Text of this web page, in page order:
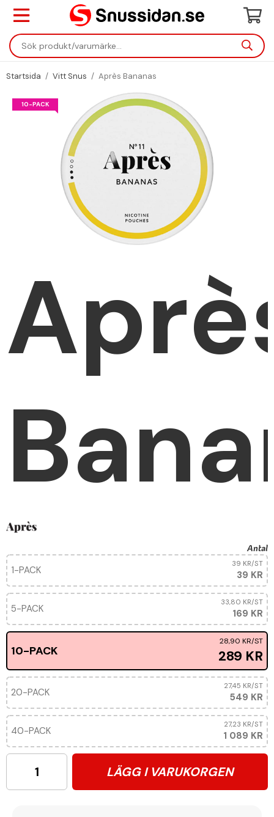
Startsida / Vitt Snus / Après Bananas
10-PACK
Antal
1-PACK 39 KR
39 KR/ST
5-PACK 169 KR
33,80 KR/ST
10-PACK 289 KR
28,90 KR/ST
20-PACK 549 KR
27,45 KR/ST
40-PACK 1 089 KR
27,23 KR/ST
LÄGG I VARUKORGEN